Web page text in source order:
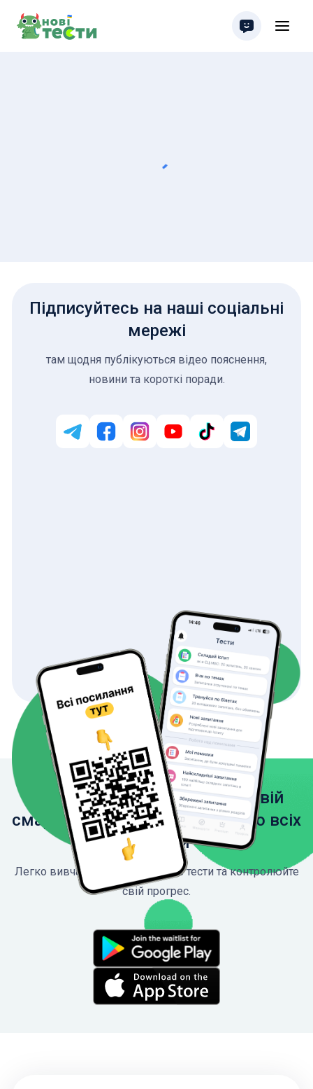
Підписуйтесь на наші соціальні
мережі
там щодня публікуються відео пояснення,
новини та короткі поради.
Завантажте застосунок на свій
смартфон, щоб мати доступ до всіх
функцій
Легко вивчайте ПДР, проходьте тести та контролюйте
свій прогрес.